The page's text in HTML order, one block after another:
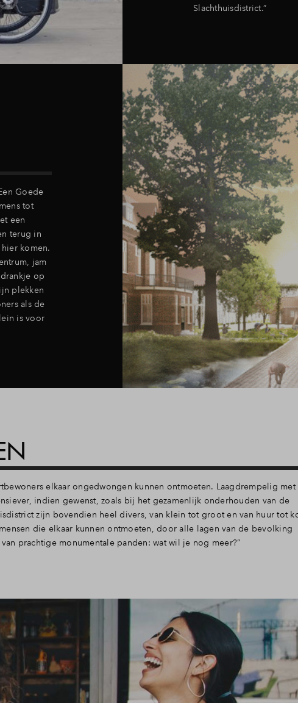
Slachthuisdistrict.”
Goede
tot
een
terug in
komen.
jam
op
plekken
als de
is voor
elkaar ongedwongen kunnen ontmoeten. Laagdrempelig met
indien gewenst, zoals bij het gezamenlijk onderhouden van de
zijn bovendien heel divers, van klein tot groot en van huur tot
die elkaar kunnen ontmoeten, door alle lagen van de bevolking
prachtige monumentale panden: wat wil je nog meer?”